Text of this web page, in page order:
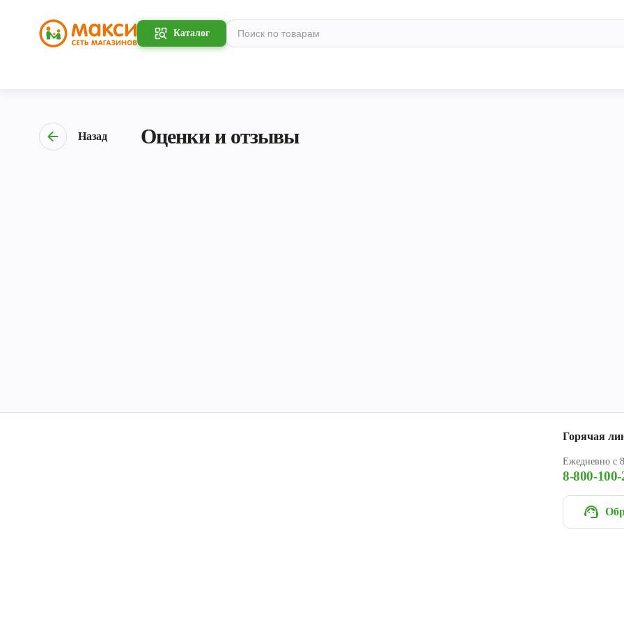
Каталог
Назад Оценки и отзывы
Горячая
Ежедневно с
8-800-100-